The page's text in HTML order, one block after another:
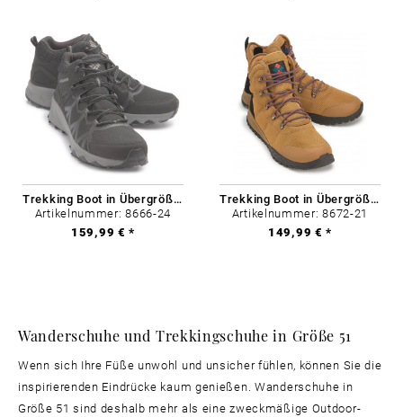
Trekking Boot in Übergrößen
Artikelnummer: 8666-24
159,99 € *
Trekking Boot in Übergrößen
Artikelnummer: 8672-21
149,99 € *
Wanderschuhe und Trekkingschuhe in Größe 51
Wenn sich Ihre Füße unwohl und unsicher fühlen, können Sie die
inspirierenden Eindrücke kaum genießen. Wanderschuhe in
Größe 51 sind deshalb mehr als eine zweckmäßige Outdoor-